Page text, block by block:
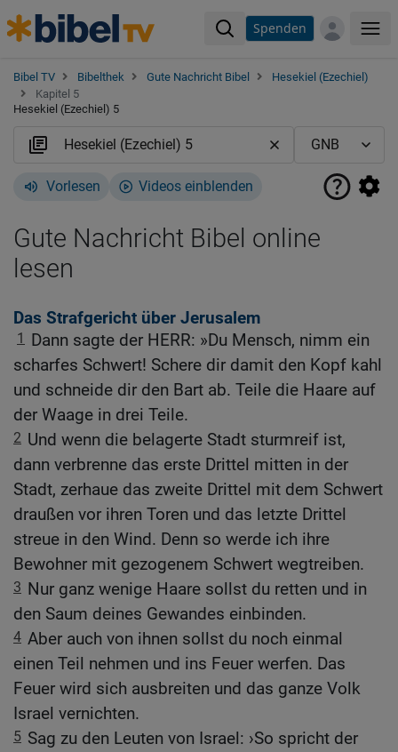
Spenden
Bibel TV Bibelthek Gute Nachricht Bibel
Hesekiel (Ezechiel)
Kapitel 5
Hesekiel (Ezechiel) 5
Vorlesen Videos einblenden
Gute Nachricht Bibel online
lesen
Das Strafgericht über Jerusalem
1
Dann sagte der HERR: »Du Mensch, nimm ein
scharfes Schwert! Schere dir damit den Kopf kahl
und schneide dir den Bart ab. Teile die Haare auf
der Waage in drei Teile.
2 Und wenn die belagerte Stadt sturmreif ist,
dann verbrenne das erste Drittel mitten in der
Stadt, zerhaue das zweite Drittel mit dem Schwert
draußen vor ihren Toren und das letzte Drittel
streue in den Wind. Denn so werde ich ihre
Bewohner mit gezogenem Schwert wegtreiben.
3 Nur ganz wenige Haare sollst du retten und in
den Saum deines Gewandes einbinden.
4 Aber auch von ihnen sollst du noch einmal
einen Teil nehmen und ins Feuer werfen. Das
Feuer wird sich ausbreiten und das ganze Volk
Israel vernichten.
5 Sag zu den Leuten von Israel: ›So spricht der